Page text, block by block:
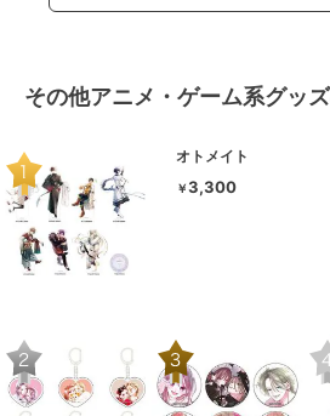
その他アニメ・ゲーム系グッ
オトメイト
￥3,300